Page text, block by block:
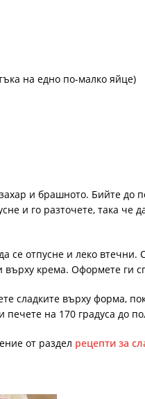
на едно по-малко яйце)
и брашното. Бийте до
и го разточете, така че
се отпусне и леко
крема. Оформете ги
сладките върху форма,
печете на 170 градуса до
от раздел рецепти за